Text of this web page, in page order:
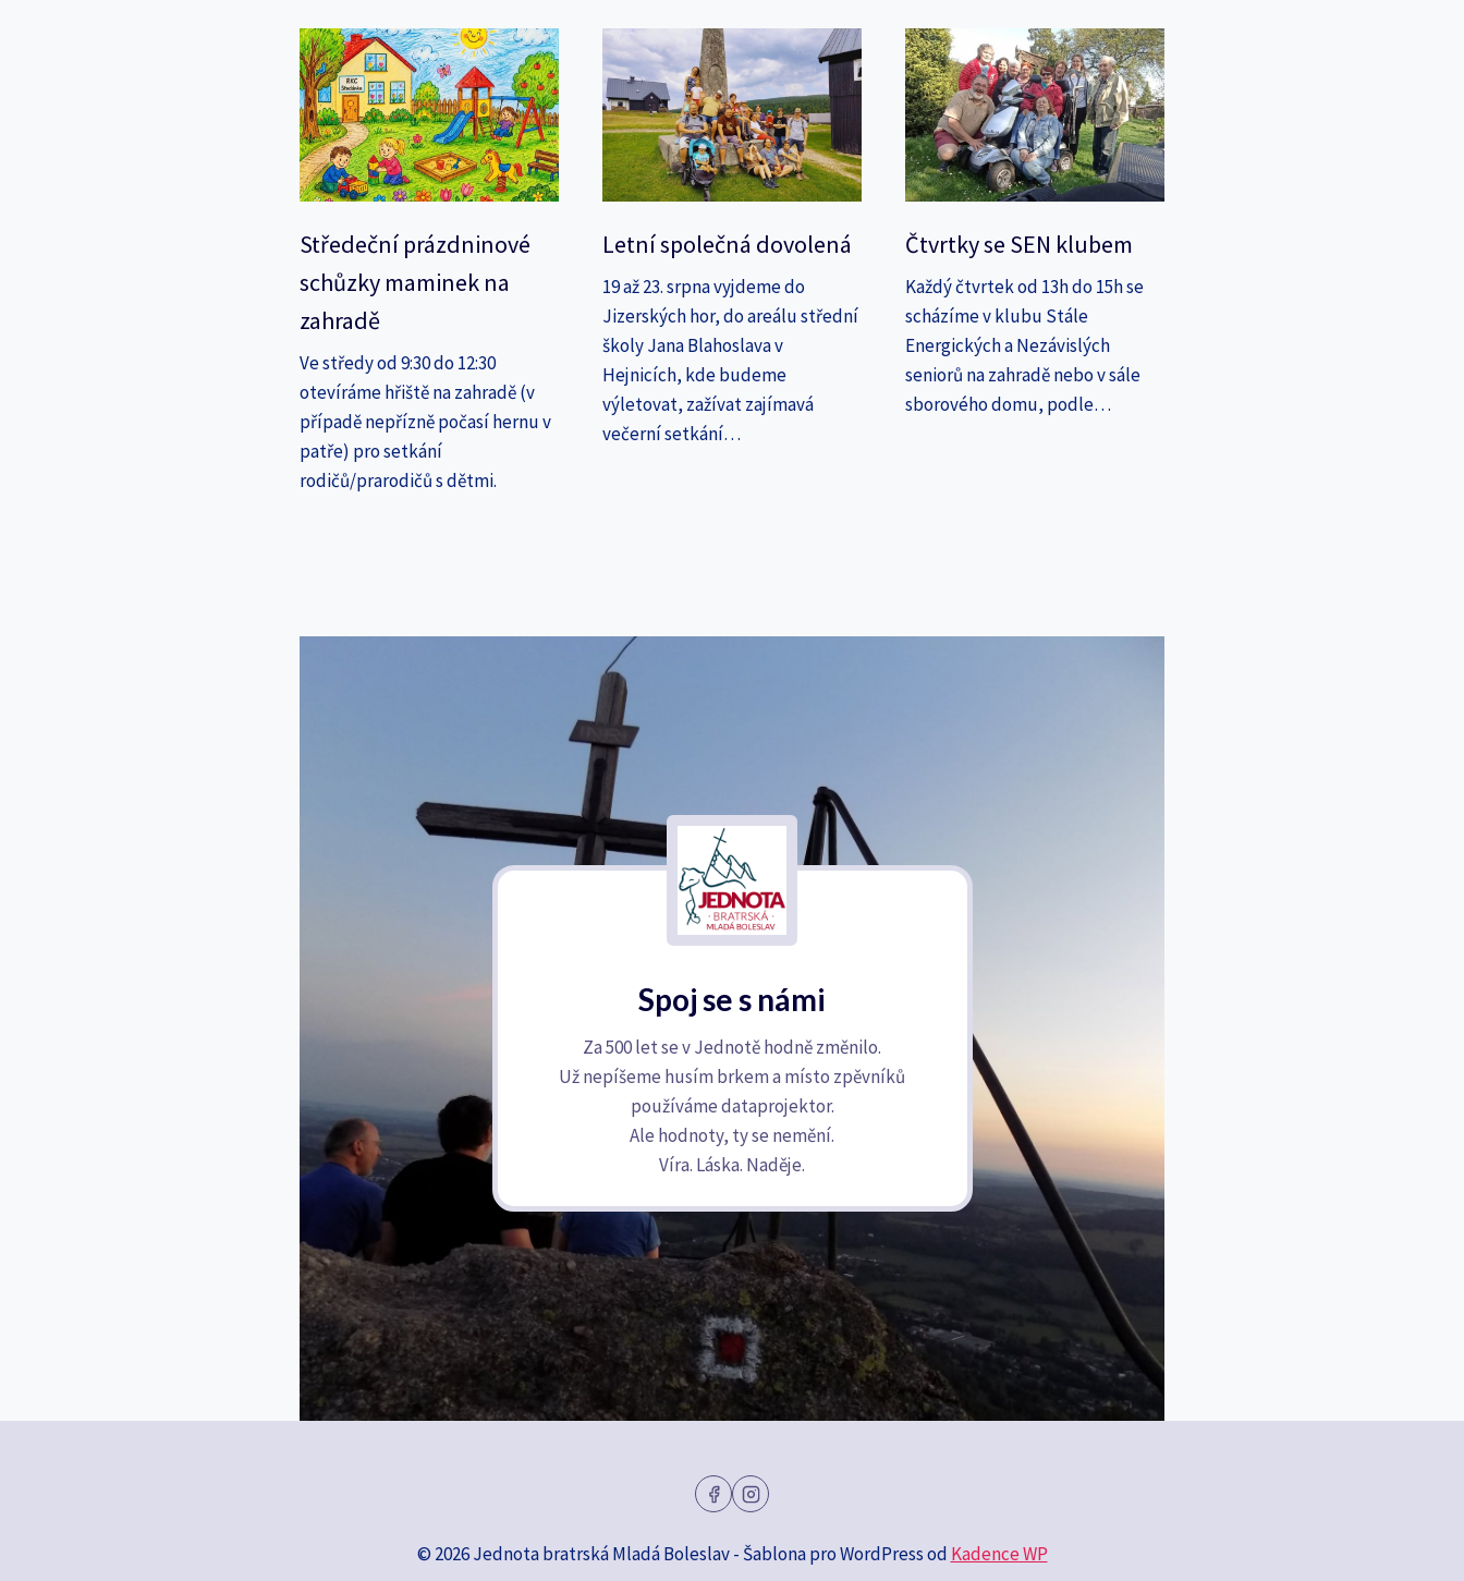
Středeční prázdninové
schůzky maminek na
zahradě
Ve středy od 9:30 do 12:30
otevíráme hřiště na zahradě (v
případě nepřízně počasí hernu v
patře) pro setkání
rodičů/prarodičů s dětmi.
Letní společná dovolená
19 až 23. srpna vyjdeme do
Jizerských hor, do areálu střední
školy Jana Blahoslava v
Hejnicích, kde budeme
výletovat, zažívat zajímavá
večerní setkání…
Čtvrtky se SEN klubem
Každý čtvrtek od 13h do 15h se
scházíme v klubu Stále
Energických a Nezávislých
seniorů na zahradě nebo v sále
sborového domu, podle…
Spoj se s námi
Za 500 let se v Jednotě hodně změnilo.
Už nepíšeme husím brkem a místo zpěvníků
používáme dataprojektor.
Ale hodnoty, ty se nemění.
Víra. Láska. Naděje.
© 2026 Jednota bratrská Mladá Boleslav - Šablona pro WordPress od Kadence WP